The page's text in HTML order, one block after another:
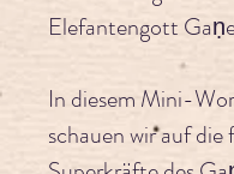
Elefantengott
In diesem Mini-
schauen wir auf